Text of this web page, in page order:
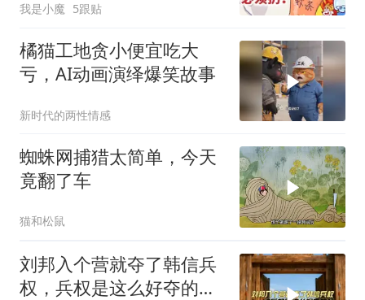
我是小魔 5跟贴
橘猫工地贪小便宜吃大
亏，AI动画演绎爆笑故事
新时代的两性情感
蜘蛛网捕猎太简单，今天
竟翻了车
猫和松鼠
刘邦入个营就夺了韩信兵
权，兵权是这么好夺的